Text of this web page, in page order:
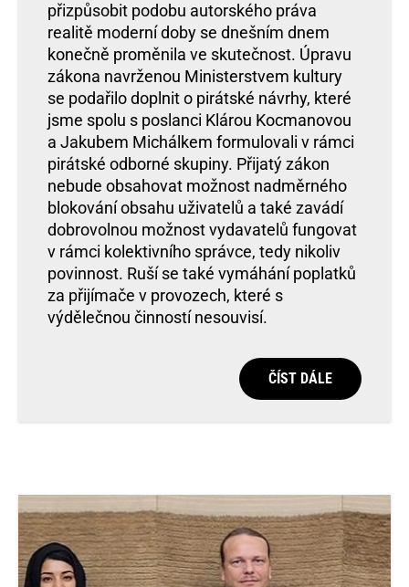
přizpůsobit podobu autorského práva
realitě moderní doby se dnešním dnem
konečně proměnila ve skutečnost. Úpravu
zákona navrženou Ministerstvem kultury
se podařilo doplnit o pirátské návrhy, které
jsme spolu s poslanci Klárou Kocmanovou
a Jakubem Michálkem formulovali v rámci
pirátské odborné skupiny. Přijatý zákon
nebude obsahovat možnost nadměrného
blokování obsahu uživatelů a také zavádí
dobrovolnou možnost vydavatelů fungovat
v rámci kolektivního správce, tedy nikoliv
povinnost. Ruší se také vymáhání poplatků
za přijímače v provozech, které s
výdělečnou činností nesouvisí.
ČÍST DÁLE